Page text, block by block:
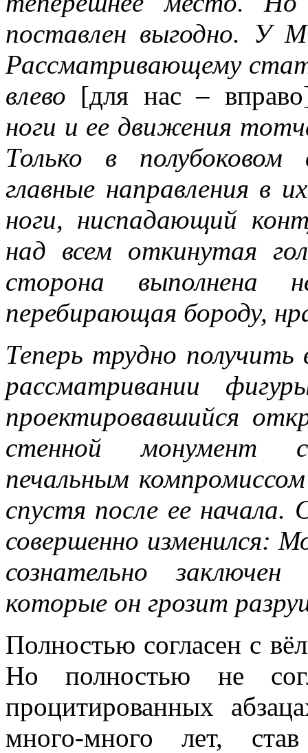
поставлен выгодно. У
Рассматривающему
влево [для нас –
ноги и ее движения
Только в
главные направления в
ноги, ниспадающий
над всем откинутая
сторона выполнена
перебирающая бороду,
Теперь трудно
рассматривании
проектировавшийся
стенной монумент
печальным
спустя после ее
совершенно изменился:
сознательно
которые он грозит
Полностью согласен с
Но полностью не
процитированных
много-много лет, став